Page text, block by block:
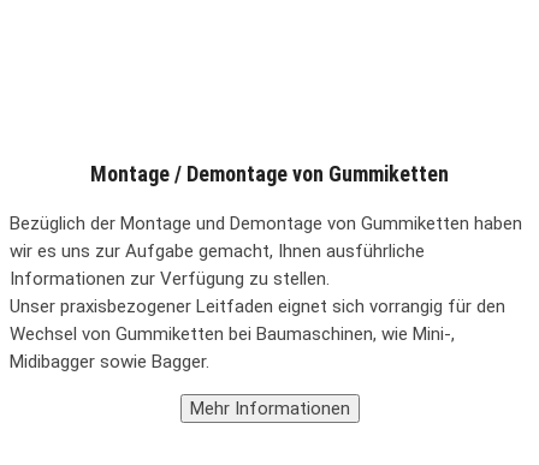
Montage / Demontage von Gummiketten
Bezüglich der Montage und Demontage von Gummiketten haben
wir es uns zur Aufgabe gemacht, Ihnen ausführliche
Informationen zur Verfügung zu stellen.
Unser praxisbezogener Leitfaden eignet sich vorrangig für den
Wechsel von Gummiketten bei Baumaschinen, wie Mini-,
Midibagger sowie Bagger.